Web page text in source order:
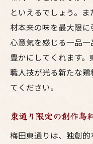
友人や家族
美味い鳥料理で
ときを
乾杯にぴっ
鳥料理を堪
お祝い事に
宴会で活躍
居酒屋の特
といえるでしょう。
材本来の味を最大限
心意気を感じる一品
豊かにしてくれます。
職人技が光る新たな
てください。
東通り限定の創作鳥
梅田東通りは、独創